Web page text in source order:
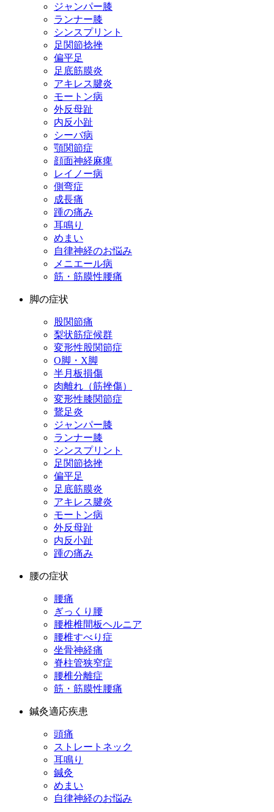
ジャンパー膝
ランナー膝
シンスプリント
足関節捻挫
偏平足
足底筋膜炎
アキレス腱炎
モートン病
外反母趾
内反小趾
シーバ病
顎関節症
顔面神経麻痺
レイノー病
側弯症
成長痛
踵の痛み
耳鳴り
めまい
自律神経のお悩み
メニエール病
筋・筋膜性腰痛
脚の症状
股関節痛
梨状筋症候群
変形性股関節症
O脚・X脚
半月板損傷
肉離れ（筋挫傷）
変形性膝関節症
鵞足炎
ジャンパー膝
ランナー膝
シンスプリント
足関節捻挫
偏平足
足底筋膜炎
アキレス腱炎
モートン病
外反母趾
内反小趾
踵の痛み
腰の症状
腰痛
ぎっくり腰
腰椎椎間板ヘルニア
腰椎すべり症
坐骨神経痛
脊柱管狭窄症
腰椎分離症
筋・筋膜性腰痛
鍼灸適応疾患
頭痛
ストレートネック
耳鳴り
鍼灸
めまい
自律神経のお悩み